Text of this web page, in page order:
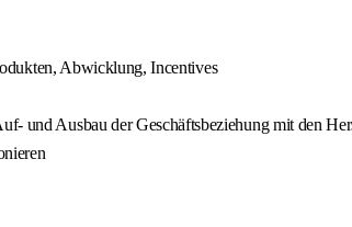
Abwicklung, Incentives
und Ausbau der Geschäftsbeziehung mit den